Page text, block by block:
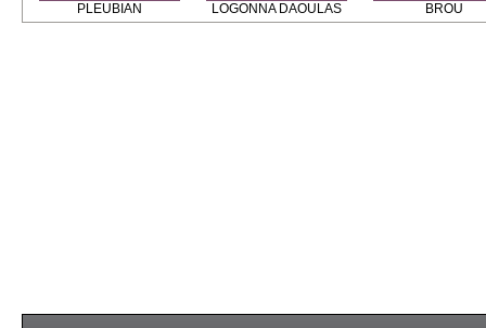
PLEUBIAN
LOGONNA DAOULAS
BROU